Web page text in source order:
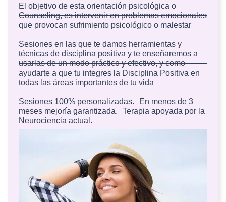
El objetivo de esta orientación psicológica o
Counseling, es intervenir en problemas emocionales
que provocan sufrimiento psicológico o malestar
Sesiones en las que te damos herramientas y
técnicas de disciplina positiva y te enseñaremos a
usarlas de un modo práctico y efectivo, y como
ayudarte a que tu integres la Disciplina Positiva en
todas las áreas importantes de tu vida
Sesiones 100% personalizadas. En menos de 3
meses mejoría garantizada. Terapia apoyada por la
Neurociencia actual.